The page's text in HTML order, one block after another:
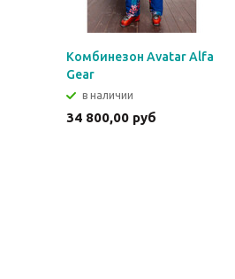
Комбинезон Avatar Alfa
Gear
в наличии
34 800,00 руб